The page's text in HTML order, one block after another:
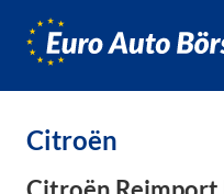
Citroën